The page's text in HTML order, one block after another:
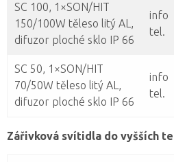
SC 100, 1×SON/HIT
150/100W těleso litý AL,
difuzor ploché sklo IP 66
info
tel.
SC 50, 1×SON/HIT
70/50W těleso litý AL,
difuzor ploché sklo IP 66
info
tel.
Zářivková svítidla do vyšších